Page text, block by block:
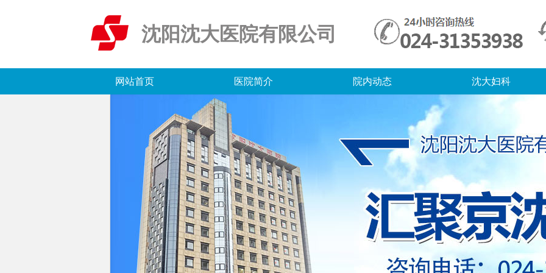
沈阳沈大医院有限公司
网站首页 医院简介 院内动态 沈大妇科